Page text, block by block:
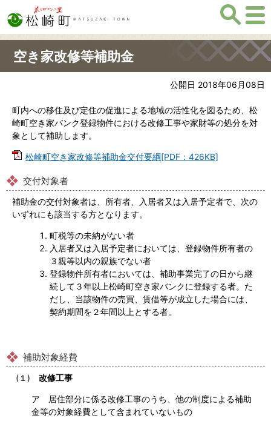
空き家改修等補助金
公開日 2018年06月08日
町内への移住及び定住の促進による地域の活性化を図るため、松
崎町空き家バンク登録物件における改修工事や家財等の処分を対
象として補助します。
松崎町空き家改修等補助金交付要綱[PDF：426KB]
交付対象者
補助金の交付対象者は、所有者、入居者又は入居予定者で、次の
いずれにも該当する方となります。
町税等の未納がない者
入居者又は入居予定者においては、登録物件所有者の
３親等以内の親族でない者
登録物件所有者においては、補助事業完了の日から継
続して３年以上松崎町空き家バンクに登録する者。た
だし、当該物件の売買、賃借等が成立した場合には、
契約期間を２年間以上とする者。
補助対象経費
(１) 改修工事
ア 居住部分に係る改修工事のうち、他の制度による補助
金等の対象経費として含まれていないもの